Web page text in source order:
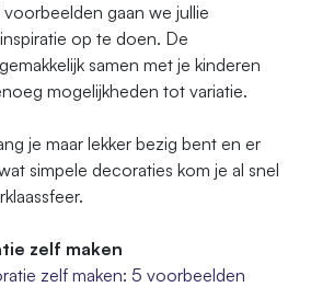
gaan we jullie
op te doen. De
samen met je kinderen
mogelijkheden tot variatie.
je maar lekker bezig bent en er
simpele decoraties kom je al snel
zelf maken
zelf maken: 5 voorbeelden